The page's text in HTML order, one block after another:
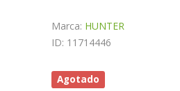
Marca: HUNTER
ID: 11714446
Agotado